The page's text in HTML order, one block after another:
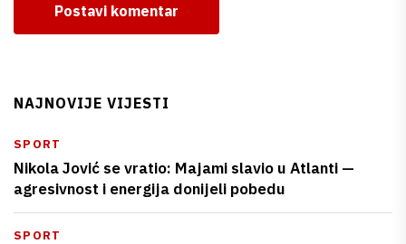
Postavi komentar
NAJNOVIJE VIJESTI
SPORT
Nikola Jović se vratio: Majami slavio u Atlanti —
agresivnost i energija donijeli pobedu
SPORT